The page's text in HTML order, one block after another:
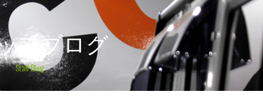
フブログ
Staff Blog